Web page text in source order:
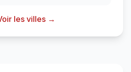
les villes →